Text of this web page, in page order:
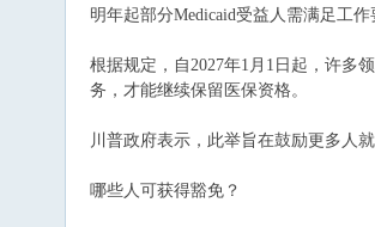
明年起部分Medicaid受益人需满足工作
根据规定，自2027年1月1日起，许多
务，才能继续保留医保资格。
川普政府表示，此举旨在鼓励更多人
哪些人可获得豁免？